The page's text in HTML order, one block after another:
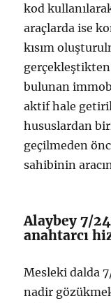
kod
araçlarda ise
kısım
bulunan
aktif hale
hususlardan
geçilmeden
sahibinin
Alaybey 7/
anahtarcı
Mesleki dalda
nadir